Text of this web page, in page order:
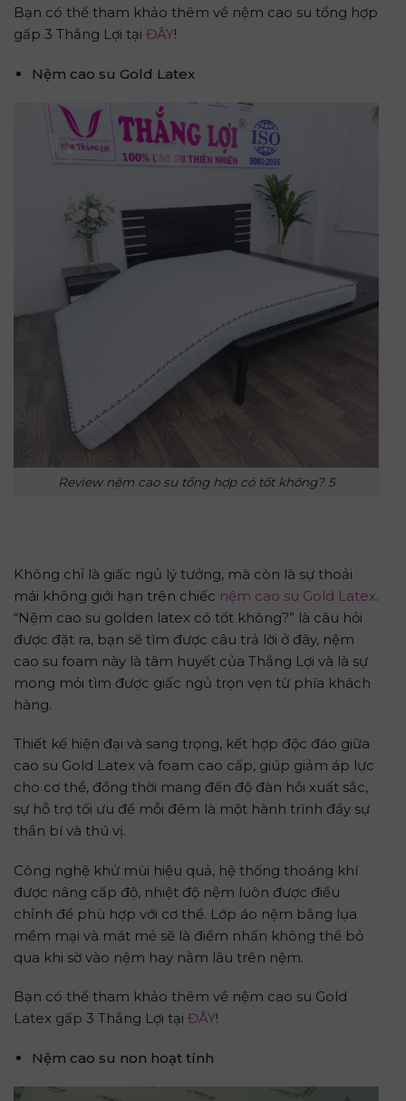
Bạn có thể tham khảo thêm về nệm cao su tổng hợp
gấp 3 Thắng Lợi tại ĐÂY!
Nệm cao su Gold Latex
Review nệm cao su tổng hợp có tốt không? 5
Không chỉ là giấc ngủ lý tưởng, mà còn là sự thoải
mái không giới hạn trên chiếc nệm cao su Gold Latex.
“Nệm cao su golden latex có tốt không?” là câu hỏi
được đặt ra, bạn sẽ tìm được câu trả lời ở đây, nệm
cao su foam này là tâm huyết của Thắng Lợi và là sự
mong mỏi tìm được giấc ngủ trọn vẹn từ phía khách
hàng.
Thiết kế hiện đại và sang trọng, kết hợp độc đáo giữa
cao su Gold Latex và foam cao cấp, giúp giảm áp lực
cho cơ thể, đồng thời mang đến độ đàn hồi xuất sắc,
sự hỗ trợ tối ưu để mỗi đêm là một hành trình đầy sự
thần bí và thú vị.
Công nghệ khử mùi hiệu quả, hệ thống thoáng khí
được nâng cấp độ, nhiệt độ nệm luôn được điều
chỉnh để phù hợp với cơ thể. Lớp áo nệm bằng lụa
mềm mại và mát mẻ sẽ là điểm nhấn không thể bỏ
qua khi sờ vào nệm hay nằm lâu trên nệm.
Bạn có thể tham khảo thêm về nệm cao su Gold
Latex gấp 3 Thắng Lợi tại ĐÂY!
Nệm cao su non hoạt tính